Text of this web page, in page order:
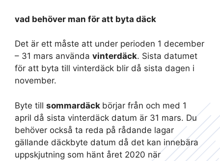
vad behöver man för att byta däck
Det är ett måste att under perioden 1 december
– 31 mars använda vinterdäck. Sista datumet
för att byta till vinterdäck blir då sista dagen i
november.
Byte till sommardäck börjar från och med 1
april då sista vinterdäck datum är 31 mars. Du
behöver också ta reda på rådande lagar
gällande däckbyte datum då det kan innebära
uppskjutning som hänt året 2020 när